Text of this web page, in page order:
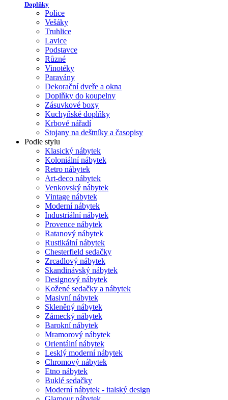
Doplňky
Police
Vešáky
Truhlice
Lavice
Podstavce
Různé
Vinotéky
Paravány
Dekorační dveře a okna
Doplňky do koupelny
Zásuvkové boxy
Kuchyňské doplňky
Krbové nářadí
Stojany na deštníky a časopisy
Podle stylu
Klasický nábytek
Koloniální nábytek
Retro nábytek
Art-deco nábytek
Venkovský nábytek
Vintage nábytek
Moderní nábytek
Industriální nábytek
Provence nábytek
Ratanový nábytek
Rustikální nábytek
Chesterfield sedačky
Zrcadlový nábytek
Skandinávský nábytek
Designový nábytek
Kožené sedačky a nábytek
Masivní nábytek
Skleněný nábytek
Zámecký nábytek
Barokní nábytek
Mramorový nábytek
Orientální nábytek
Lesklý moderní nábytek
Chromový nábytek
Etno nábytek
Buklé sedačky
Moderní nábytek - italský design